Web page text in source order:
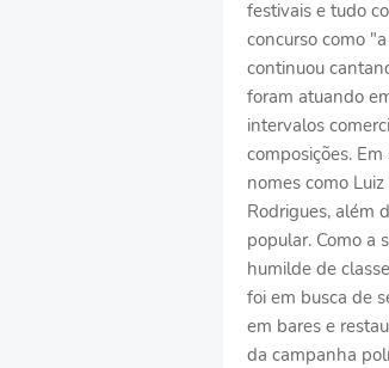
festivais e tudo
concurso como
continuou
foram atuando
intervalos
composições.
nomes como
Rodrigues, além
popular. Como a
humilde de
foi em busca de
em bares e
da campanha